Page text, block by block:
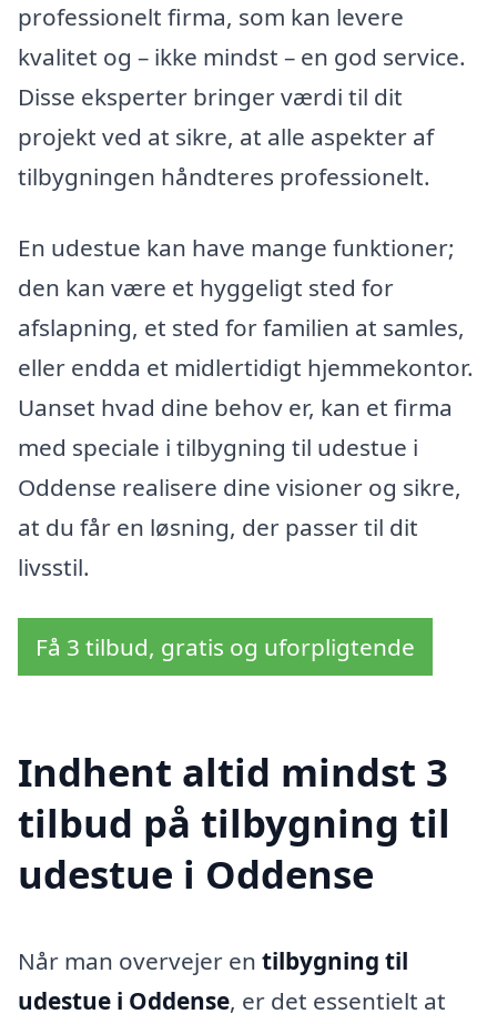
professionelt firma, som kan levere
kvalitet og – ikke mindst – en god service.
Disse eksperter bringer værdi til dit
projekt ved at sikre, at alle aspekter af
tilbygningen håndteres professionelt.
En udestue kan have mange funktioner;
den kan være et hyggeligt sted for
afslapning, et sted for familien at samles,
eller endda et midlertidigt hjemmekontor.
Uanset hvad dine behov er, kan et firma
med speciale i tilbygning til udestue i
Oddense realisere dine visioner og sikre,
at du får en løsning, der passer til dit
livsstil.
Få 3 tilbud, gratis og uforpligtende
Indhent altid mindst 3
tilbud på tilbygning til
udestue i Oddense
Når man overvejer en tilbygning til
udestue i Oddense, er det essentielt at